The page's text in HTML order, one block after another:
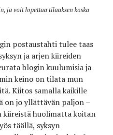
ja voit lopettaa tilauksen koska
postaustahti tulee taas
ja arjen kiireiden
blogin kuulumisia ja
keino on tilata mun
Kiitos samalla kaikille
on jo yllättävän paljon –
kiireistä huolimatta koitan
täällä, syksyn